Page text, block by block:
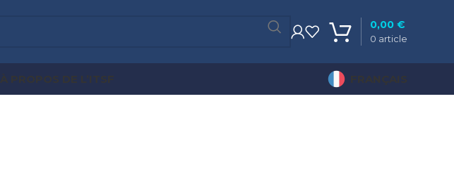
0 article
0,00 €
À PROPOS DE L’ITSF FRANÇAIS